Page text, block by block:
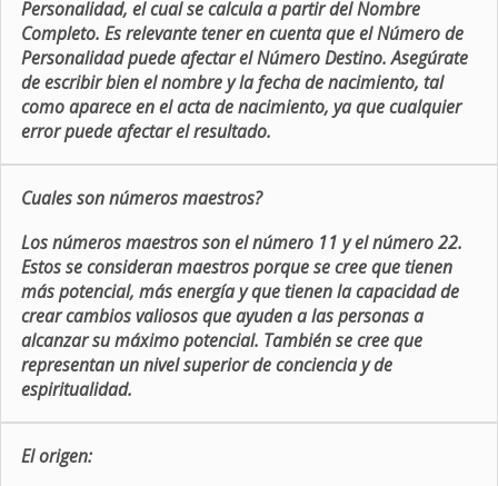
Personalidad, el cual se calcula a partir del Nombre
Completo. Es relevante tener en cuenta que el Número de
Personalidad puede afectar el Número Destino. Asegúrate
de escribir bien el nombre y la fecha de nacimiento, tal
como aparece en el acta de nacimiento, ya que cualquier
error puede afectar el resultado.
Cuales son números maestros?
Los números maestros son el número 11 y el número 22.
Estos se consideran maestros porque se cree que tienen
más potencial, más energía y que tienen la capacidad de
crear cambios valiosos que ayuden a las personas a
alcanzar su máximo potencial. También se cree que
representan un nivel superior de conciencia y de
espiritualidad.
El origen: